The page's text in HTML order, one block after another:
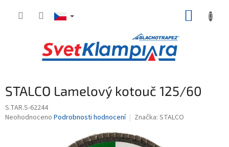
STALCO Lamelový kotouč 125/60
S.TAR.S-62244
Průměrné
Neohodnoceno Podrobnosti hodnocení Značka: STALCO